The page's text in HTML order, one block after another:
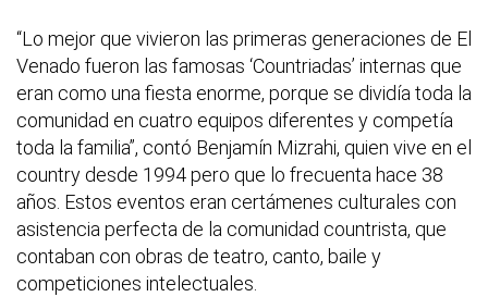
“Lo mejor que vivieron las primeras generaciones de El
Venado fueron las famosas ‘Countriadas’ internas que
eran como una fiesta enorme, porque se dividía toda la
comunidad en cuatro equipos diferentes y competía
toda la familia”, contó Benjamín Mizrahi, quien vive en el
country desde 1994 pero que lo frecuenta hace 38
años. Estos eventos eran certámenes culturales con
asistencia perfecta de la comunidad countrista, que
contaban con obras de teatro, canto, baile y
competiciones intelectuales.